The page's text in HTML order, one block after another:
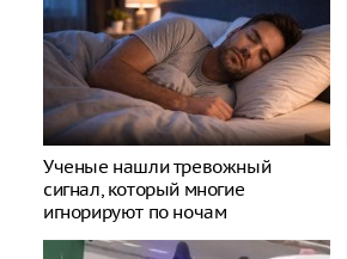
Ученые нашли тревожный
сигнал, который многие
игнорируют по ночам